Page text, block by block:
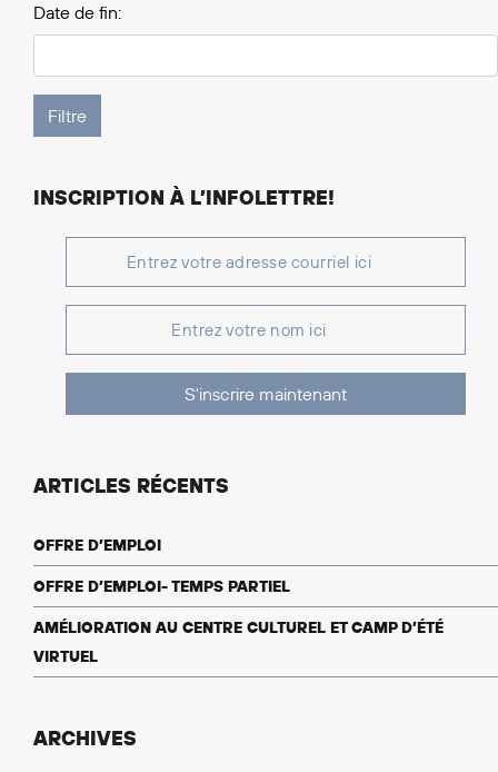
Date de fin:
INSCRIPTION À L’INFOLETTRE!
S'inscrire maintenant
ARTICLES RÉCENTS
OFFRE D’EMPLOI
OFFRE D’EMPLOI- TEMPS PARTIEL
AMÉLIORATION AU CENTRE CULTUREL ET CAMP D’ÉTÉ
VIRTUEL
ARCHIVES